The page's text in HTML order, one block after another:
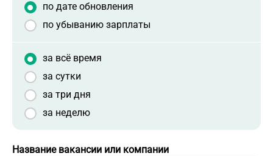
Название вакансии или компании
по дате обновления
по убыванию зарплаты
за всё время
за сутки
за три дня
за неделю